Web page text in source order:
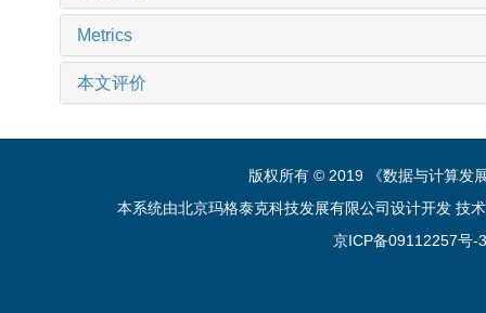
Metrics
本文评价
版权所有 © 2019 《数据与计算发
本系统由北京玛格泰克科技发展有限公司设计开发 技
京ICP备09112257号-